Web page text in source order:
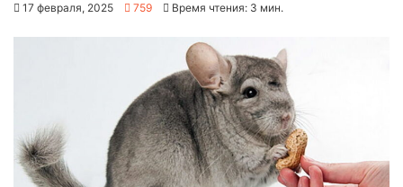
17 февраля, 2025 759 Время чтения: 3 мин.